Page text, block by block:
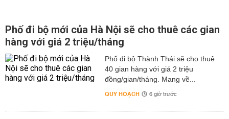
Phố đi bộ mới của Hà Nội sẽ cho thuê các gian
hàng với giá 2 triệu/tháng
Phố đi bộ Thành Thái sẽ cho thuê
40 gian hàng với giá 2 triệu
đồng/gian/tháng. Mang về...
QUY HOẠCH 6 giờ trước